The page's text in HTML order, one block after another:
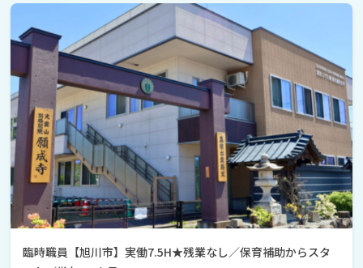
臨時職員【旭川市】実働7.5H★残業なし／保育補助からスタ